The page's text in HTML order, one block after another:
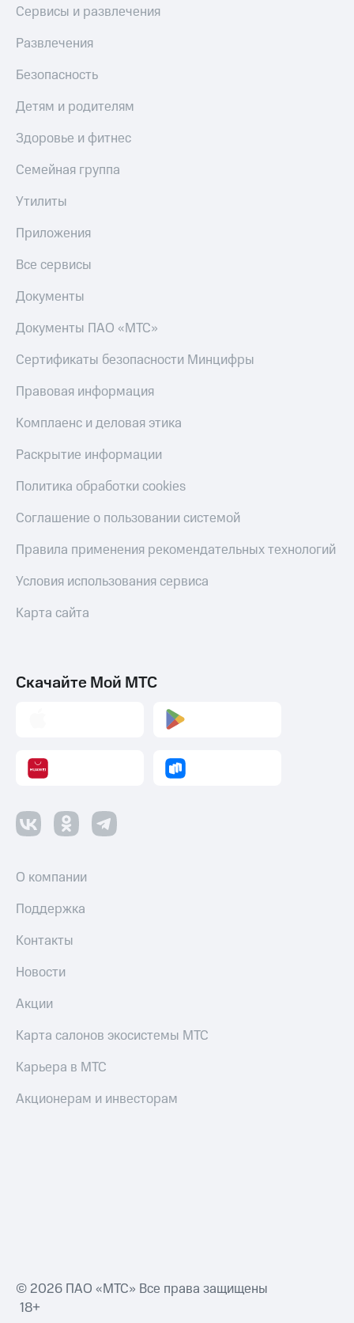
Сервисы и развлечения
Развлечения
Безопасность
Детям и родителям
Здоровье и фитнес
Семейная группа
Утилиты
Приложения
Все сервисы
Документы
Документы ПАО «МТС»
Сертификаты безопасности Минцифры
Правовая информация
Комплаенс и деловая этика
Раскрытие информации
Политика обработки cookies
Соглашение о пользовании системой
Правила применения рекомендательных технологий
Условия использования сервиса
Карта сайта
Скачайте Мой МТС
О компании
Поддержка
Контакты
Новости
Акции
Карта салонов экосистемы МТС
Карьера в МТС
Акционерам и инвесторам
© 2026 ПАО «МТС» Все права защищены
18+